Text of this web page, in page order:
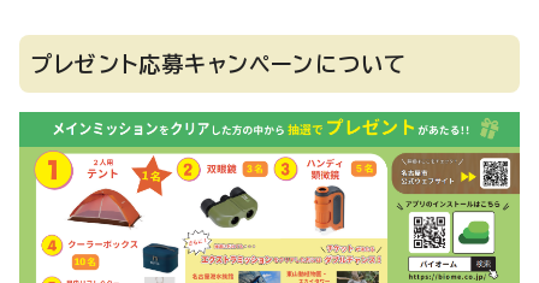
プレゼント応募キャンペーンについて